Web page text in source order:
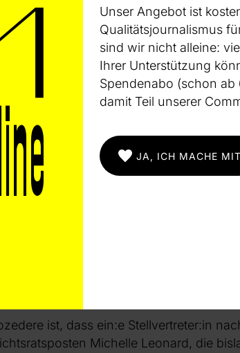
strukturelle Ausgleich steht jetzt zur
U möchten nun gerne „mehr vom
Es wird dabei aber übersehen,
massiv vom hohen Anteil des
schon gefördert werden. Die E-Musik
Aufführungen haben.
Neuer Musik aus Sparte E in
Verhandlungstisch für jetzige und
ist, dass ein:e Stellvertreter:in
Michelle Leonard, die
Unser Angebot ist
Qualitätsjournalismus
sind wir nicht alleine:
Ihrer Unterstützung
Spendenabo (schon ab
damit Teil unserer
JA, ICH MACHE MIT